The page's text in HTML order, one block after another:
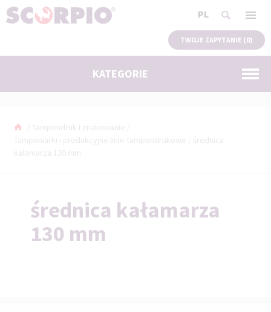
PL
TWOJE ZAPYTANIE (0)
KATEGORIE
średnica kałamarza
130 mm